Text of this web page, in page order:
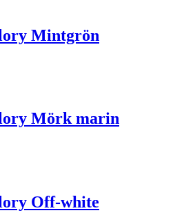
Mintgrön
Mörk marin
Off-white